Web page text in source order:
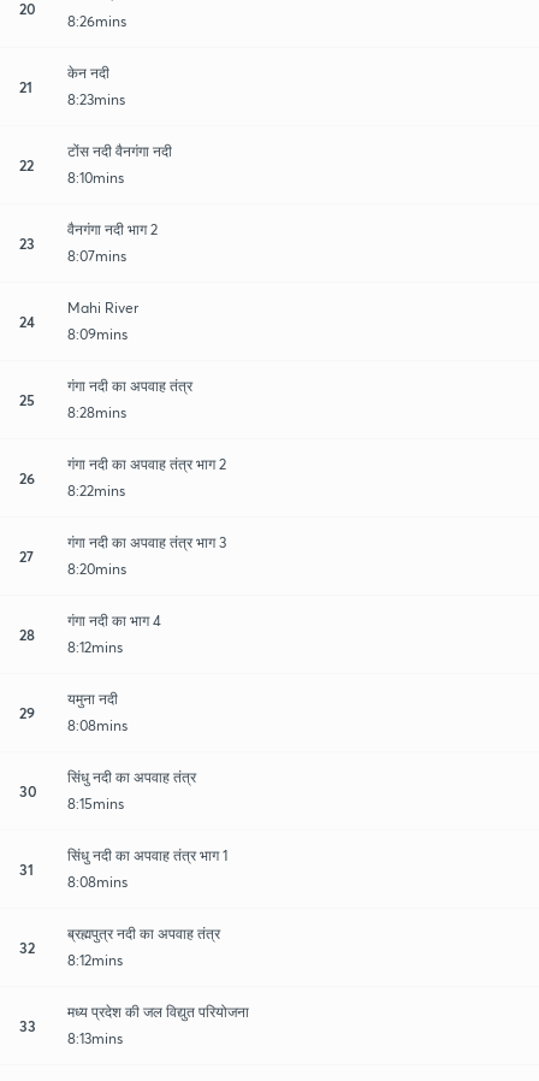
20
8:26mins
21
केन नदी
8:23mins
22
टोंस नदी वैनगंगा नदी
8:10mins
23
वैनगंगा नदी भाग 2
8:07mins
24
Mahi River
8:09mins
25
गंगा नदी का अपवाह तंत्र
8:28mins
26
गंगा नदी का अपवाह तंत्र भाग 2
8:22mins
27
गंगा नदी का अपवाह तंत्र भाग 3
8:20mins
28
गंगा नदी का भाग 4
8:12mins
29
यमुना नदी
8:08mins
30
सिंधु नदी का अपवाह तंत्र
8:15mins
31
सिंधु नदी का अपवाह तंत्र भाग 1
8:08mins
32
ब्रह्मपुत्र नदी का अपवाह तंत्र
8:12mins
33
मध्य प्रदेश की जल विद्युत परियोजना
8:13mins